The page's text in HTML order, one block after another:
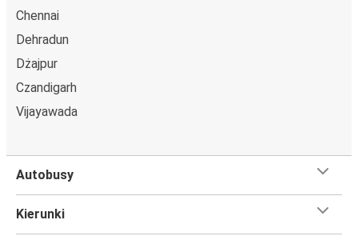
Chennai
Dehradun
Dżajpur
Czandigarh
Vijayawada
Autobusy
Kierunki